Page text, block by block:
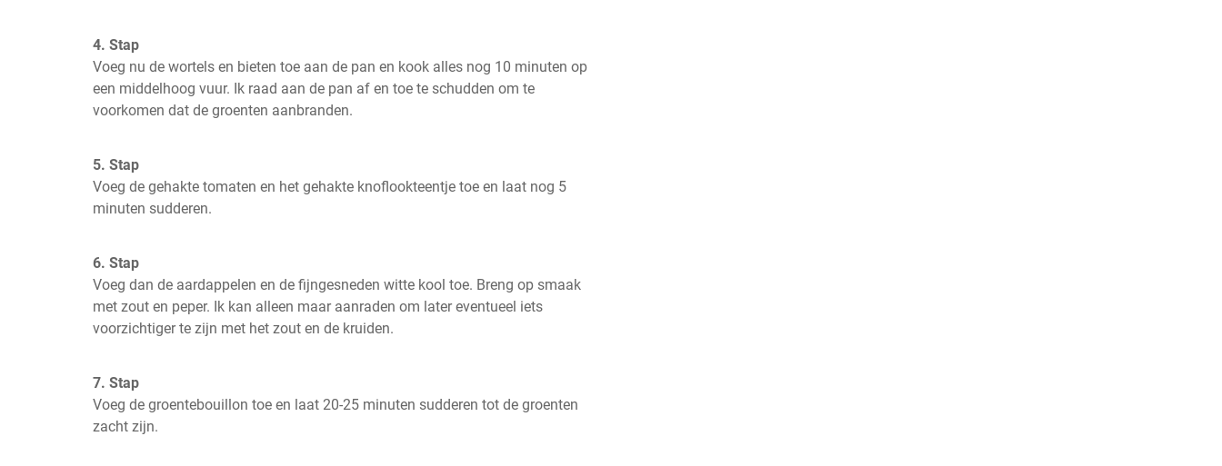
4. Stap
Voeg nu de wortels en bieten toe aan de pan en kook alles nog 10 minuten op
een middelhoog vuur. Ik raad aan de pan af en toe te schudden om te
voorkomen dat de groenten aanbranden.
5. Stap
Voeg de gehakte tomaten en het gehakte knoflookteentje toe en laat nog 5
minuten sudderen.
6. Stap
Voeg dan de aardappelen en de fijngesneden witte kool toe. Breng op smaak
met zout en peper. Ik kan alleen maar aanraden om later eventueel iets
voorzichtiger te zijn met het zout en de kruiden.
7. Stap
Voeg de groentebouillon toe en laat 20-25 minuten sudderen tot de groenten
zacht zijn.